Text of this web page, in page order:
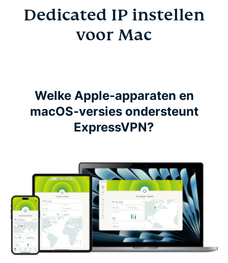
Dedicated IP instellen
voor Mac
Welke Apple-apparaten en
macOS-versies ondersteunt
ExpressVPN?